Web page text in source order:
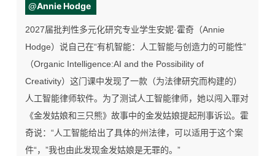
@Annie Hodge
2027届批判性多元化研究专业学生安妮·霍奇（Annie
Hodge）说自己在“有机智能：人工智能与创造力的可能性”
（Organic Intelligence:AI and the Possibility of
Creativity）这门课中发现了一款（为法律研究而构建的）
人工智能律师软件。为了测试人工智能律师，她以闯入罪对
《金发姑娘和三只熊》故事中的金发姑娘提起刑事诉讼。 霍
奇说：“人工智能给出了具体的州法律，可以适用于这个案
件“，”我也由此发现金发姑娘是无罪的。”